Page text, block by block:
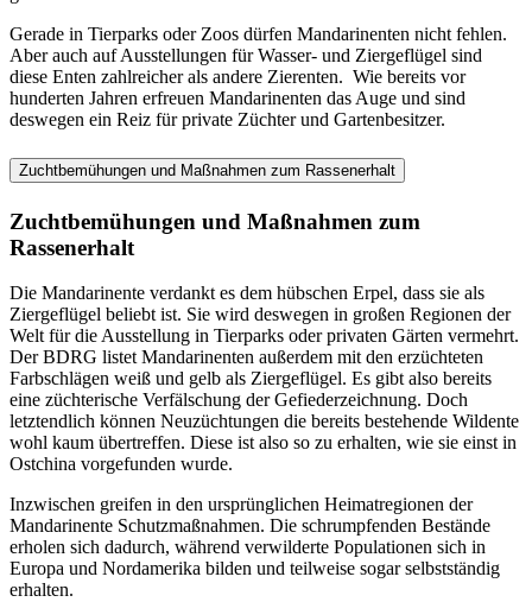
Gerade in Tierparks oder Zoos dürfen Mandarinenten nicht fehlen.
Aber auch auf Ausstellungen für Wasser- und Ziergeflügel sind
diese Enten zahlreicher als andere Zierenten. Wie bereits vor
hunderten Jahren erfreuen Mandarinenten das Auge und sind
deswegen ein Reiz für private Züchter und Gartenbesitzer.
Zuchtbemühungen und Maßnahmen zum Rassenerhalt
Zuchtbemühungen und Maßnahmen zum
Rassenerhalt
Die Mandarinente verdankt es dem hübschen Erpel, dass sie als
Ziergeflügel beliebt ist. Sie wird deswegen in großen Regionen der
Welt für die Ausstellung in Tierparks oder privaten Gärten vermehrt.
Der BDRG listet Mandarinenten außerdem mit den erzüchteten
Farbschlägen weiß und gelb als Ziergeflügel. Es gibt also bereits
eine züchterische Verfälschung der Gefiederzeichnung. Doch
letztendlich können Neuzüchtungen die bereits bestehende Wildente
wohl kaum übertreffen. Diese ist also so zu erhalten, wie sie einst in
Ostchina vorgefunden wurde.
Inzwischen greifen in den ursprünglichen Heimatregionen der
Mandarinente Schutzmaßnahmen. Die schrumpfenden Bestände
erholen sich dadurch, während verwilderte Populationen sich in
Europa und Nordamerika bilden und teilweise sogar selbstständig
erhalten.